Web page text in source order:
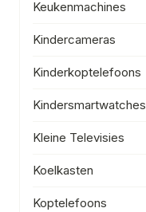
Keukenmachines
Kindercameras
Kinderkoptelefoons
Kindersmartwatches
Kleine Televisies
Koelkasten
Koptelefoons